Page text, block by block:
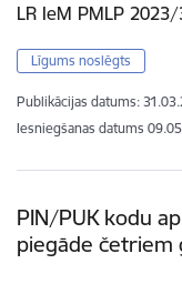
LR IeM PMLP
Līgums noslēgts
Publikācijas datums:
Iesniegšanas datums
PIN/PUK kodu
piegāde četriem